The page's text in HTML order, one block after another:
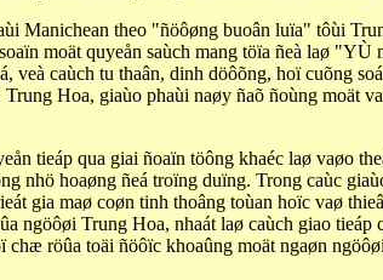
Manichean theo "ñöôøng buoân luïa" tôùi
moät quyeån saùch mang töïa ñeà laø
caùch tu thaân, dinh döôõng, hoï cuõng
Hoa, giaùo phaùi naøy ñaõ ñoùng moät
tieáp qua giai ñoaïn töông khaéc laø vaøo
nhö hoaøng ñeá troïng duïng. Trong caùc
gia maø coøn tinh thoâng toùan hoïc vaø
ngöôøi Trung Hoa, nhaát laø caùch giao
röûa toäi ñöôïc khoaûng moät ngaøn